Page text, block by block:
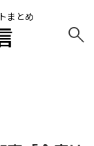
まとめ